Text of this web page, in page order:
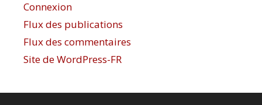
Connexion
Flux des publications
Flux des commentaires
Site de WordPress-FR